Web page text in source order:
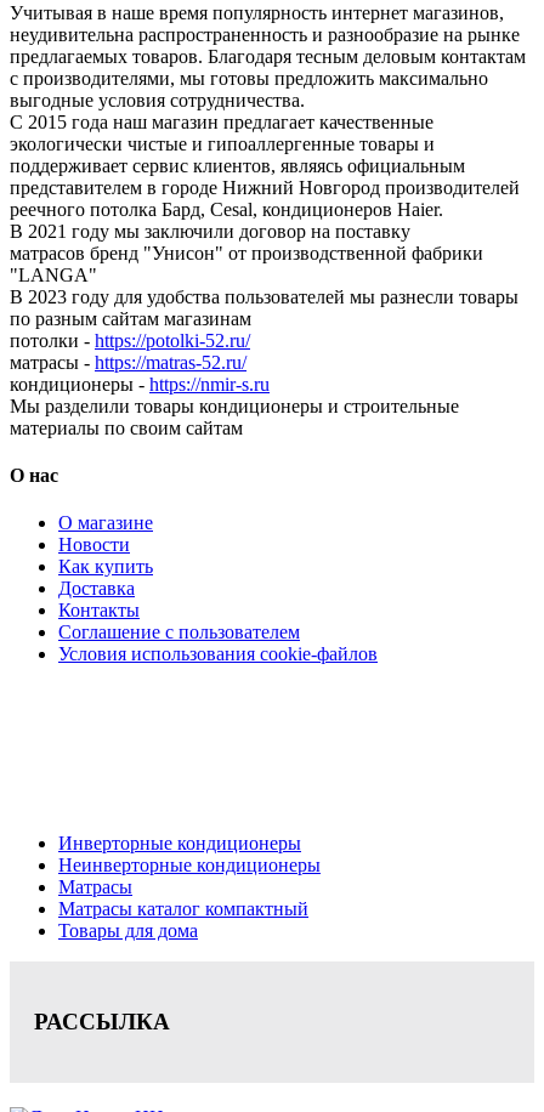
Учитывая в наше время популярность интернет магазинов,
неудивительна распространенность и разнообразие на рынке
предлагаемых товаров. Благодаря тесным деловым контактам
с производителями, мы готовы предложить максимально
выгодные условия сотрудничества.
С 2015 года наш магазин предлагает качественные
экологически чистые и гипоаллергенные товары и
поддерживает сервис клиентов, являясь официальным
представителем в городе Нижний Новгород производителей
реечного потолка Бард, Cesal, кондиционеров Haier.
В 2021 году мы заключили договор на поставку
матрасов бренд "Унисон" от производственной фабрики
"LANGA"
В 2023 году для удобства пользователей мы разнесли товары
по разным сайтам магазинам
потолки - https://potolki-52.ru/
матрасы - https://matras-52.ru/
кондиционеры - https://nmir-s.ru
Мы разделили товары кондиционеры и строительные
материалы по своим сайтам
О нас
О магазине
Новости
Как купить
Доставка
Контакты
Соглашение с пользователем
Условия использования cookie-файлов
Инверторные кондиционеры
Неинверторные кондиционеры
Матрасы
Матрасы каталог компактный
Товары для дома
РАССЫЛКА